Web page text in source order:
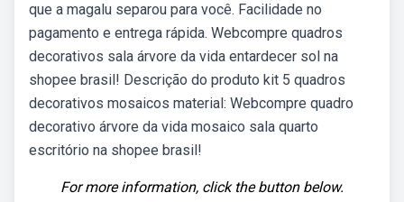
que a magalu separou para você. Facilidade no
pagamento e entrega rápida. Webcompre quadros
decorativos sala árvore da vida entardecer sol na
shopee brasil! Descrição do produto kit 5 quadros
decorativos mosaicos material: Webcompre quadro
decorativo árvore da vida mosaico sala quarto
escritório na shopee brasil!
For more information, click the button below.